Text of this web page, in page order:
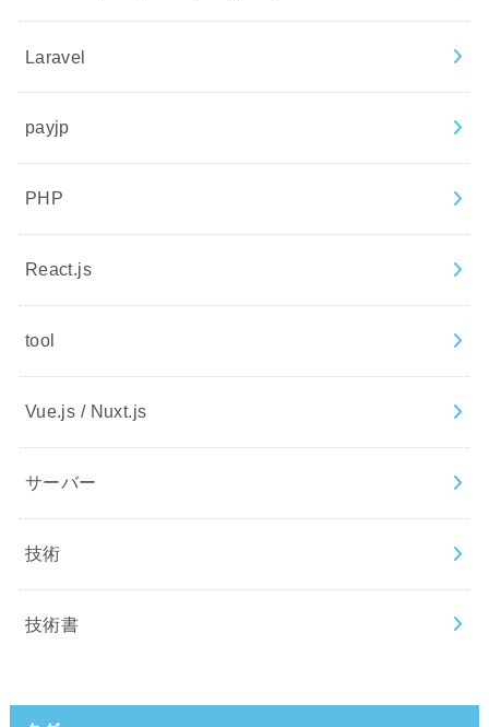
Laravel
payjp
PHP
React.js
tool
Vue.js / Nuxt.js
サーバー
技術
技術書